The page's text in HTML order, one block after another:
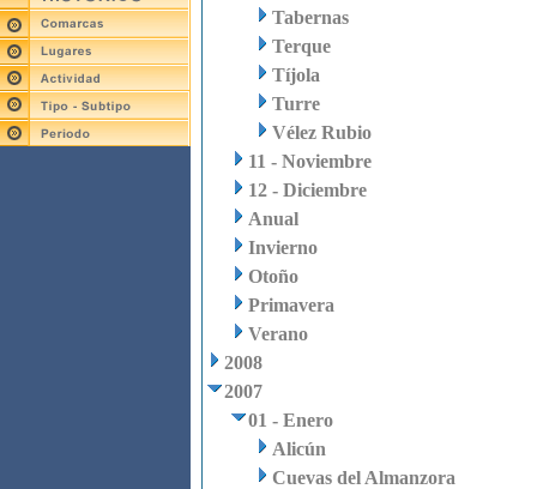
Tabernas
Terque
Tíjola
Turre
Vélez Rubio
11 - Noviembre
12 - Diciembre
Anual
Invierno
Otoño
Primavera
Verano
2008
2007
01 - Enero
Alicún
Cuevas del Almanzora